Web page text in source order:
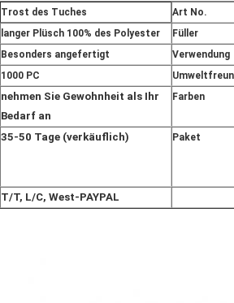
Trost des Tuches Art No.
langer Plüsch 100% des Polyester Füller
Besonders angefertigt Verwendung
1000 PC
nehmen Sie Gewohnheit als Ihr
Bedarf an
Farben
35-50 Tage (verkäuflich) Paket
T/T, L/C, West-PAYPAL